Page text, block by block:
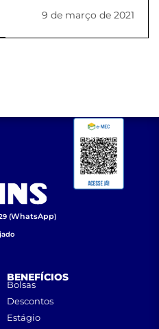
Mulheres terá live
da Proexac
9 de março de 2021
(WhatsApp)
BENEFÍCIOS
Bolsas
Descontos
Estágio